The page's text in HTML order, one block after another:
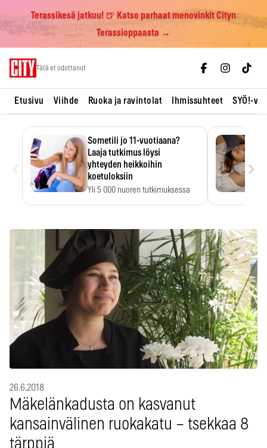
Terassikesä jatkuu! 🍺 Katso parhaat menovinkit Cityn
Terassioppaasta →
Tätä et odottanut
Etusivu Viihde Ruoka ja ravintolat Ihmissuhteet SYÖ!-
Sometili jo 11-vuotiaana?
Laaja tutkimus löysi
yhteyden heikkoihin
koetuloksiin
Yli 5 000 nuoren tutkimuksessa
›
26.6.2018
Mäkelänkadusta on kasvanut
kansainvälinen ruokakatu – tsekkaa 8
tärppiä